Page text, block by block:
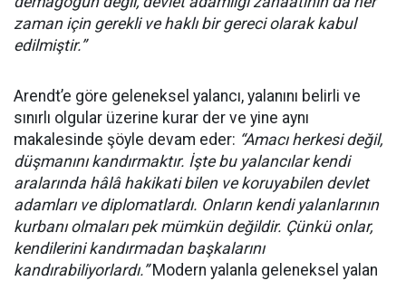
zaman için gerekli ve haklı bir gereci olarak kabul
edilmiştir.”
Arendt’e göre geleneksel yalancı, yalanını belirli ve
sınırlı olgular üzerine kurar der ve yine aynı
makalesinde şöyle devam eder: “Amacı herkesi değil,
düşmanını kandırmaktır. İşte bu yalancılar kendi
aralarında hâlâ hakikati bilen ve koruyabilen devlet
adamları ve diplomatlardı. Onların kendi yalanlarının
kurbanı olmaları pek mümkün değildir. Çünkü onlar,
kendilerini kandırmadan başkalarını
kandırabiliyorlardı.”Modern yalanla geleneksel yalan